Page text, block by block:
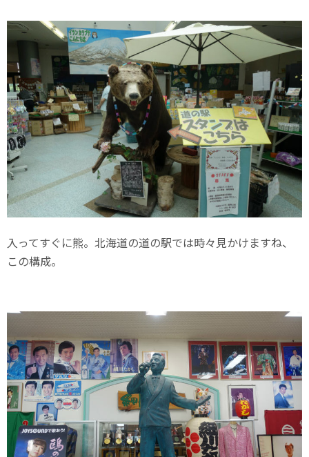
入ってすぐに熊。北海道の道の駅では時々見かけますね、
この構成。